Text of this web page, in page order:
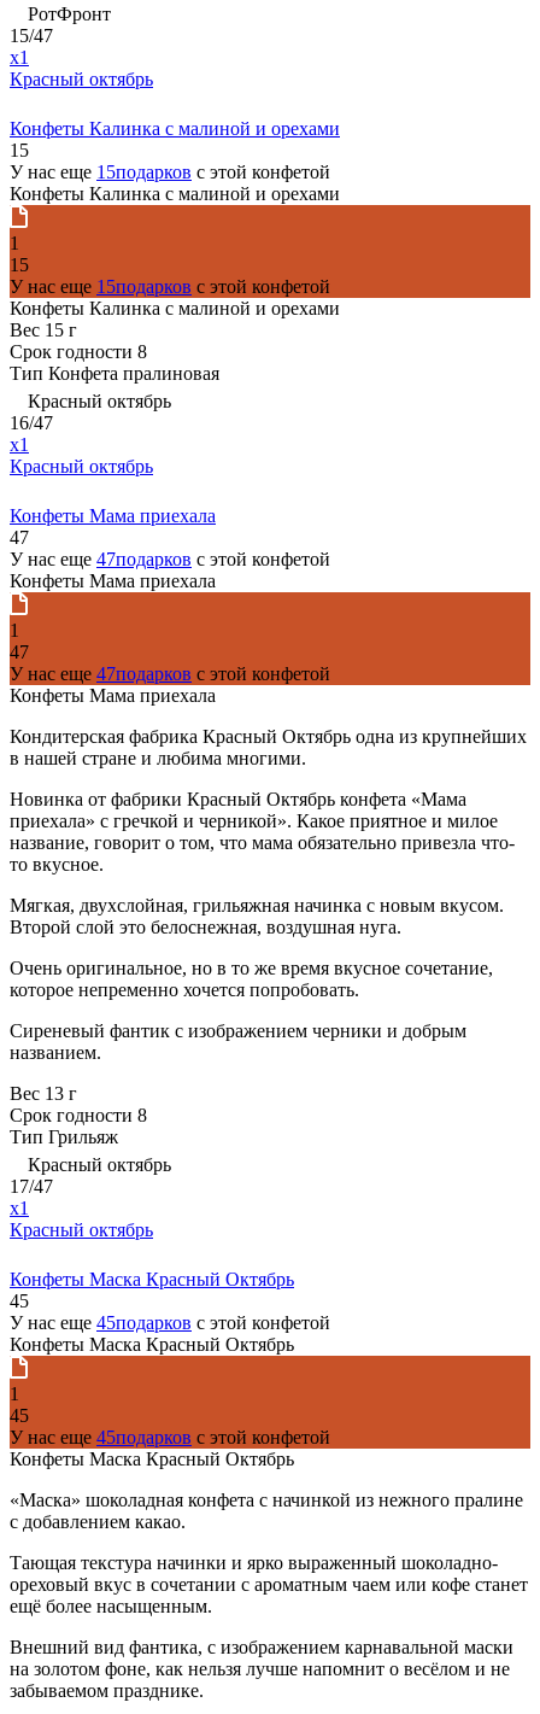
РотФронт
15/47
x1
Красный октябрь
Конфеты Калинка с малиной и орехами
15
У нас еще 15подарков с этой конфетой
Конфеты Калинка с малиной и орехами
1
15
У нас еще 15подарков с этой конфетой
Конфеты Калинка с малиной и орехами
Вес 15 г
Срок годности 8
Тип Конфета пралиновая
Красный октябрь
16/47
x1
Красный октябрь
Конфеты Мама приехала
47
У нас еще 47подарков с этой конфетой
Конфеты Мама приехала
1
47
У нас еще 47подарков с этой конфетой
Конфеты Мама приехала
Кондитерская фабрика Красный Октябрь одна из крупнейших
в нашей стране и любима многими.
Новинка от фабрики Красный Октябрь конфета «Мама
приехала» с гречкой и черникой». Какое приятное и милое
название, говорит о том, что мама обязательно привезла что-
то вкусное.
Мягкая, двухслойная, грильяжная начинка с новым вкусом.
Второй слой это белоснежная, воздушная нуга.
Очень оригинальное, но в то же время вкусное сочетание,
которое непременно хочется попробовать.
Сиреневый фантик с изображением черники и добрым
названием.
Вес 13 г
Срок годности 8
Тип Грильяж
Красный октябрь
17/47
x1
Красный октябрь
Конфеты Маска Красный Октябрь
45
У нас еще 45подарков с этой конфетой
Конфеты Маска Красный Октябрь
1
45
У нас еще 45подарков с этой конфетой
Конфеты Маска Красный Октябрь
«Маска» шоколадная конфета с начинкой из нежного пралине
с добавлением какао.
Тающая текстура начинки и ярко выраженный шоколадно-
ореховый вкус в сочетании с ароматным чаем или кофе станет
ещё более насыщенным.
Внешний вид фантика, с изображением карнавальной маски
на золотом фоне, как нельзя лучше напомнит о весёлом и не
забываемом празднике.